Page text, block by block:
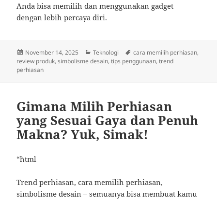
Anda bisa memilih dan menggunakan gadget
dengan lebih percaya diri.
Posted
on
November 14, 2025 Categories
Teknologi Tags
cara memilih perhiasan,
review produk,simbolisme desain,tips penggunaan,trend
perhiasan
Gimana Milih Perhiasan
yang Sesuai Gaya dan Penuh
Makna? Yuk, Simak!
“`html
Trend perhiasan, cara memilih perhiasan,
simbolisme desain – semuanya bisa membuat kamu